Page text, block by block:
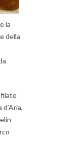
la
della